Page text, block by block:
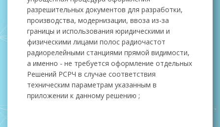
разрешительных документов для разработки,
производства, модернизации, ввоза из-за
границы и использования юридическими и
физическими лицами полос радиочастот
радиорелейными станциями прямой видимости,
а именно - не требуется оформление отдельных
Решений РСРЧ в случае соответствия
техническим параметрам указанным в
приложении к данному решению ;